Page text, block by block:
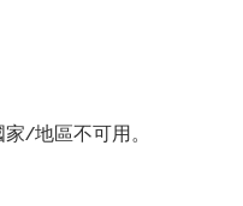
生产力
/地區不可用。